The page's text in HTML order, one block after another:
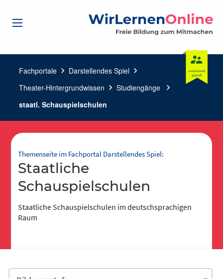
Fachportale chevron_right Darstellendes Spiel chevron_right
Theater-Hintergrundwissen chevron_right Studiengänge
chevron_right
staatl. Schauspielschulen
Themenseite im Fachportal Darstellendes Spiel:
Staatliche
Schauspielschulen
Staatliche Schauspielschulen im deutschsprachigen
Raum